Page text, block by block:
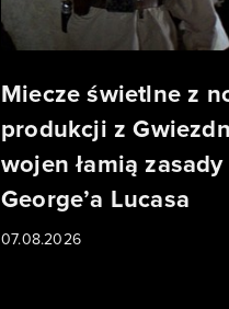
Miecze świetlne z
produkcji z
wojen łamią zasady
George’a Lucasa
07.08.2026